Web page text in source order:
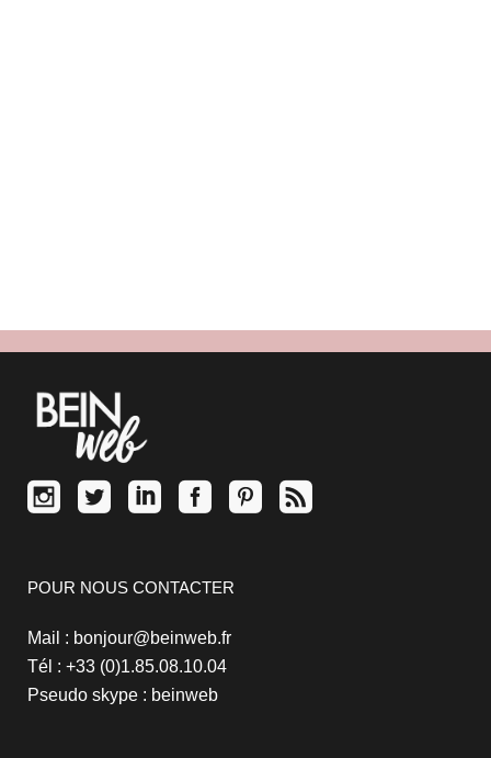
POUR NOUS CONTACTER
Mail : bonjour@beinweb.fr
Tél : +33 (0)1.85.08.10.04
Pseudo skype : beinweb